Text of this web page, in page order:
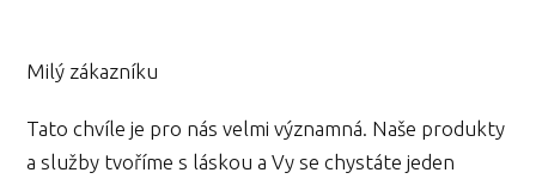
Milý zákazníku
Tato chvíle je pro nás velmi významná. Naše produkty
a služby tvoříme s láskou a Vy se chystáte jeden